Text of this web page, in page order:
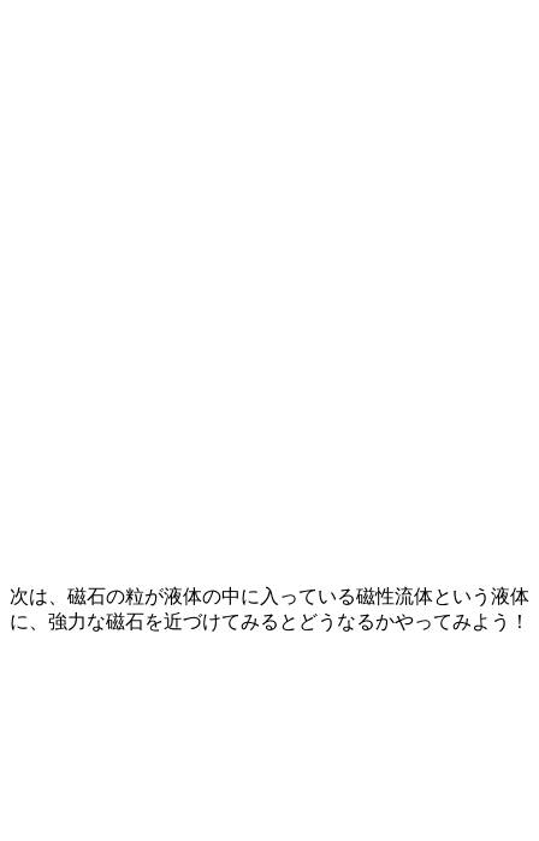
次は、磁石の粒が液体の中に入っている磁性流体という液体
に、強力な磁石を近づけてみるとどうなるかやってみよう！